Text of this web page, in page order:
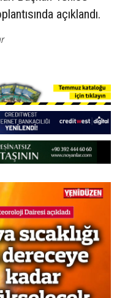
açıklandı.